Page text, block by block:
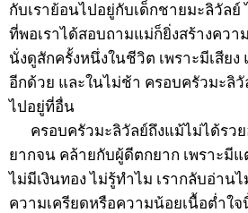
กับเราย้อนไปอยู่กับเด็กชายมะลิวัลย์
ที่พอเราได้สอบถามแม่ก็ยิ่งสร้างควา
นั่งดูสักครั้งหนึ่งในชีวิต เพราะมีเสีย
อีกด้วย และในไม่ช้า ครอบครัวมะลิ
ไปอยู่ที่อื่น
ครอบครัวมะลิวัลย์ถึงแม้ไม่ได้รวย
ยากจน คล้ายกับผู้ดีตกยาก เพราะมีแ
ไม่มีเงินทอง ไม่รู้ทำไม เรากลับอ่าน
ความเครียดหรือความน้อยเนื้อต่ำใจ